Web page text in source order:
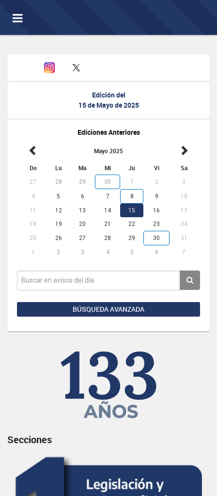
Toggle
navigation
Edición del
15 de Mayo de 2025
Ediciones Anteriores
Mayo 2025
Do Lu Ma Mi Ju Vi Sa
27 28 29 30 1 2 3
4 5 6 7 8 9 10
11 12 13 14 15 16
17
18
19 20 21 22 23 24
25 26 27 28 29 30 31
1 2 3 4 5 6 7
BÚSQUEDA AVANZADA
Secciones